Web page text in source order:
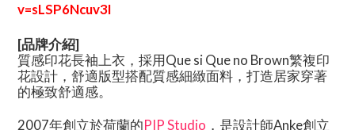
v=sLSP6Ncuv3I
[品牌介紹]
質感印花長袖上衣，採用Que si Que no Brown繁複印
花設計，舒適版型搭配質感細緻面料，打造居家穿著
的極致舒適感。
2007年創立於荷蘭的PIP Studio ，是設計師Anke創立